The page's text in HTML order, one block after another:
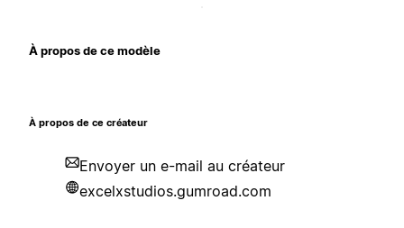
À propos de ce modèle
À propos de ce créateur
Envoyer un e-mail au créateur
excelxstudios.gumroad.com